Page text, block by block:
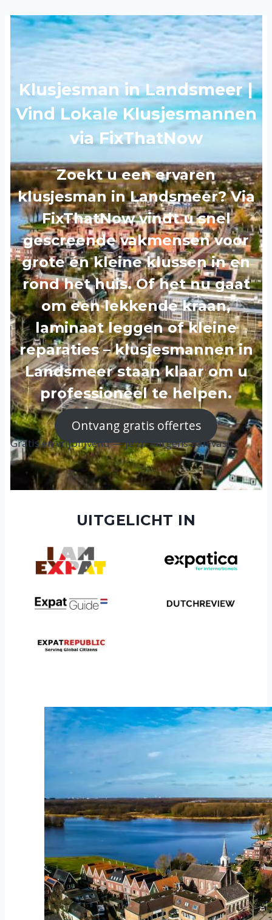
Klusjesman in Landsmeer |
Vind Lokale Klusjesmannen
via FixThatNow
Zoekt u een ervaren
klusjesman in Landsmeer? Via
FixThatNow vindt u snel
gescreende vakmensen voor
grote én kleine klussen in en
rond het huis. Of het nu gaat
om een lekkende kraan,
laminaat leggen of kleine
reparaties – klusjesmannen in
Landsmeer staan klaar om u
professioneel te helpen.
Ontvang gratis offertes
Gratis en vrijblijvend — je zit nergens aan vast
UITGELICHT IN